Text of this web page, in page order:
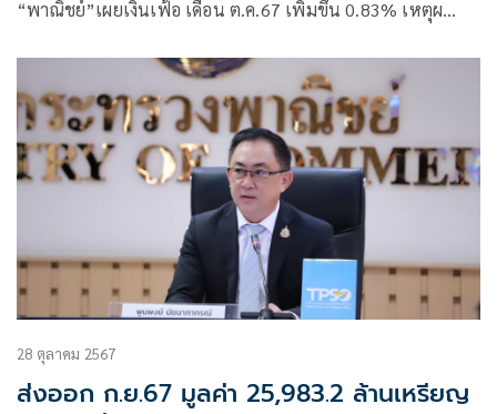
“พาณิชย์”เผยเงินเฟ้อ เดือน ต.ค.67 เพิ่มขึ้น 0.83% เหตุผ…
28 ตุลาคม 2567
ส่งออก ก.ย.67 มูลค่า 25,983.2 ล้านเหรียญ